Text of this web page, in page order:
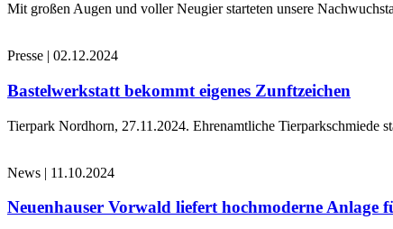
Mit großen Augen und voller Neugier starteten unsere
Presse | 02.12.2024
Bastelwerkstatt bekommt eigenes Zunftzeichen
Tierpark Nordhorn, 27.11.2024. Ehrenamtliche Tierparkschmiede
News | 11.10.2024
Neuenhauser Vorwald liefert hochmoderne Anlage